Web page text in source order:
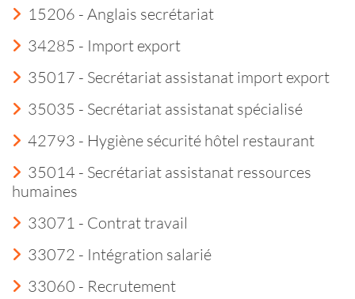
15206 - Anglais secrétariat
34285 - Import export
35017 - Secrétariat assistanat import export
35035 - Secrétariat assistanat spécialisé
42793 - Hygiène sécurité hôtel restaurant
35014 - Secrétariat assistanat ressources
humaines
33071 - Contrat travail
33072 - Intégration salarié
33060 - Recrutement